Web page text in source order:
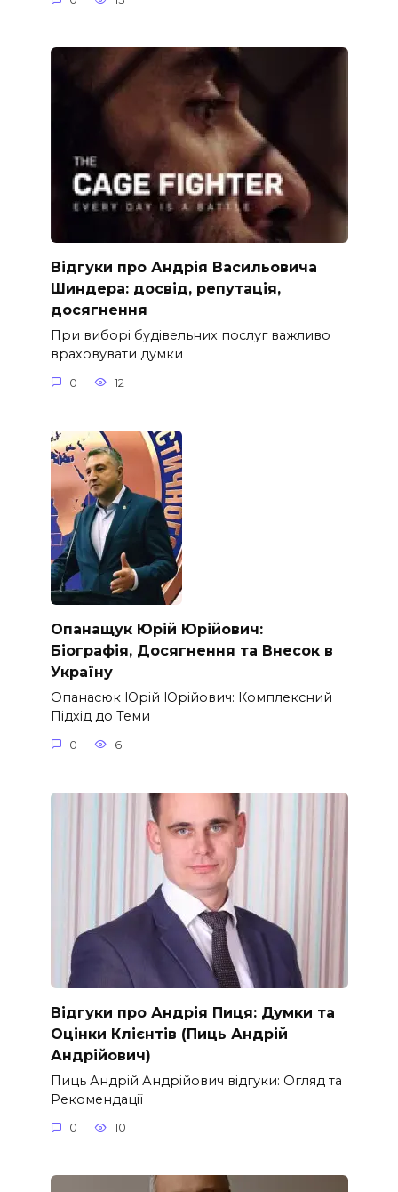
Відгуки про Андрія Васильовича
Шиндера: досвід, репутація,
досягнення
При виборі будівельних послуг важливо
враховувати думки
0 12
Опанащук Юрій Юрійович:
Біографія, Досягнення та Внесок в
Україну
Опанасюк Юрій Юрійович: Комплексний
Підхід до Теми
0 6
Відгуки про Андрія Пиця: Думки та
Оцінки Клієнтів (Пиць Андрій
Андрійович)
Пиць Андрій Андрійович відгуки: Огляд та
Рекомендації
0 10